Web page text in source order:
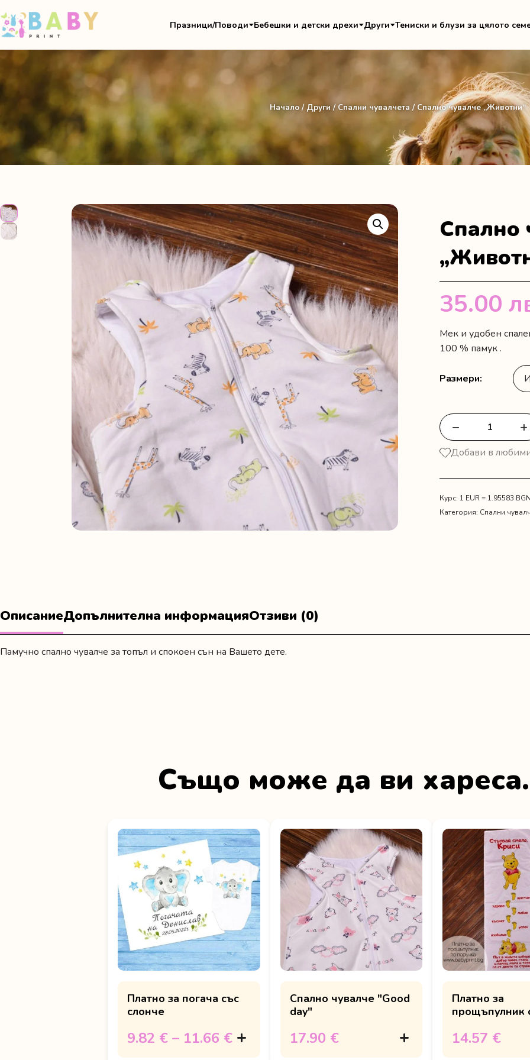
Празници/Поводи Бебешки и детски дрехи Други Тениски и блузи за цялото
Начало/ Други/ Спални чувалчета / Спално чувалче „Животни“
Спално
35.00
Мек и удобен
100 % памук .
Размери
количество
за
Спално
"Животни"
− +
Добави в
Курс: 1 EUR = 1.95583
Категория: Спални
ОписаниеДопълнителна информацияОтзиви (0)
Памучно спално чувалче за топъл и спокоен сън на Вашето дете.
Също може да ви
Платно за погача със
слонче
9.82 € – 11.66 €
Спално чувалче "Good
day"
17.90 €
Платно за
прощъпулник
14.57 €